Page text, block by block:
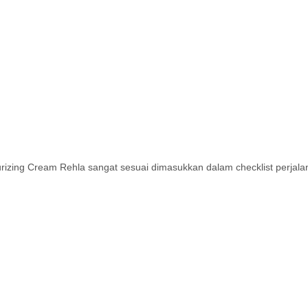
Cream Rehla sangat sesuai dimasukkan dalam checklist